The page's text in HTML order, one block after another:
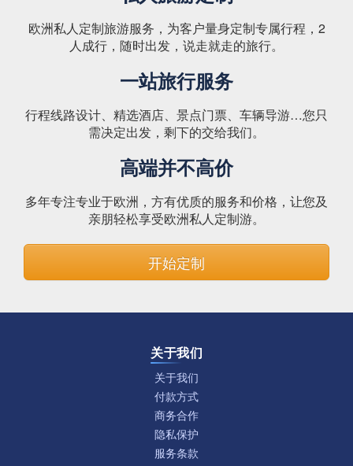
欧洲私人定制旅游服务，为客户量身定制专属行程，2
人成行，随时出发，说走就走的旅行。
一站旅行服务
行程线路设计、精选酒店、景点门票、车辆导游…您只
需决定出发，剩下的交给我们。
高端并不高价
多年专注专业于欧洲，方有优质的服务和价格，让您及
亲朋轻松享受欧洲私人定制游。
开始定制
关于我们
关于我们
付款方式
商务合作
隐私保护
服务条款